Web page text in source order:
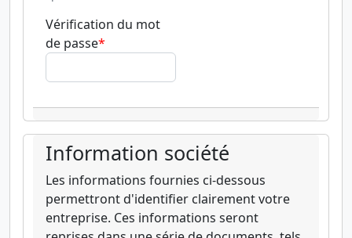
Vérification du mot
de passe
Information société
Les informations fournies ci-dessous
permettront d'identifier clairement votre
entreprise. Ces informations seront